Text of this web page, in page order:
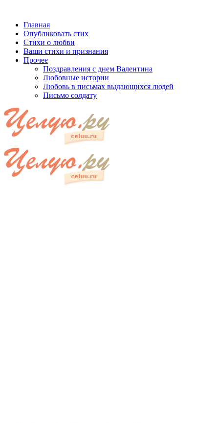
Главная
Опубликовать стих
Стихи о любви
Ваши стихи и признания
Прочее
Поздравления с днем Валентина
Любовные истории
Любовь в письмах выдающихся людей
Письмо солдату